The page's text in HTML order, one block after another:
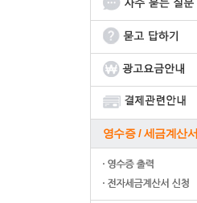
영수증 / 세금계산서